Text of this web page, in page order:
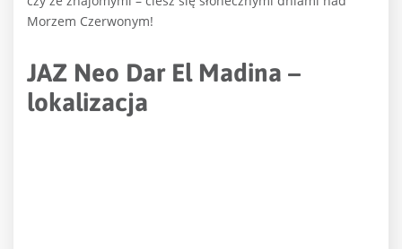
Morzem Czerwonym!
JAZ Neo Dar El Madina –
lokalizacja